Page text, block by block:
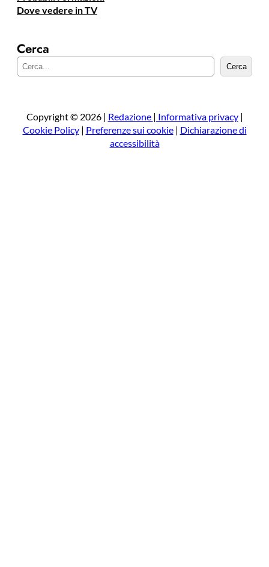
Dove vedere in TV
Cerca
e
a
Cerca
Copyright © 2026 | Redazione | Informativa privacy|
Cookie Policy| Preferenze sui cookie| Dichiarazione di
accessibilità